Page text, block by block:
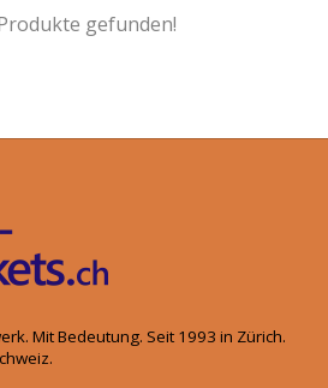
gefunden!
Mit Bedeutung. Seit 1993 in Zürich.